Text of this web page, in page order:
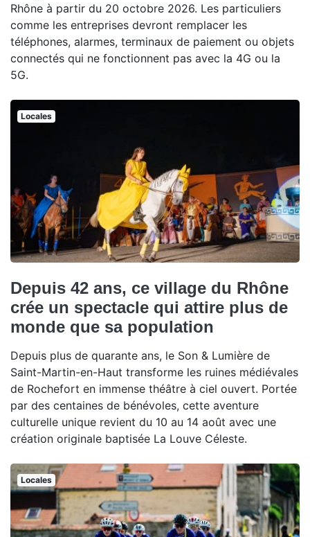
Rhône à partir du 20 octobre 2026. Les particuliers
comme les entreprises devront remplacer les
téléphones, alarmes, terminaux de paiement ou objets
connectés qui ne fonctionnent pas avec la 4G ou la
5G.
Locales
Depuis 42 ans, ce village du Rhône
crée un spectacle qui attire plus de
monde que sa population
Depuis plus de quarante ans, le Son & Lumière de
Saint-Martin-en-Haut transforme les ruines médiévales
de Rochefort en immense théâtre à ciel ouvert. Portée
par des centaines de bénévoles, cette aventure
culturelle unique revient du 10 au 14 août avec une
création originale baptisée La Louve Céleste.
Locales